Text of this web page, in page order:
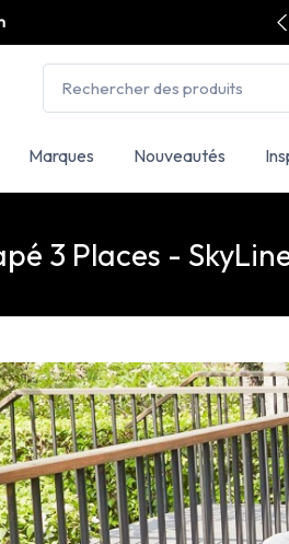
Marques Nouveautés
3 Places -